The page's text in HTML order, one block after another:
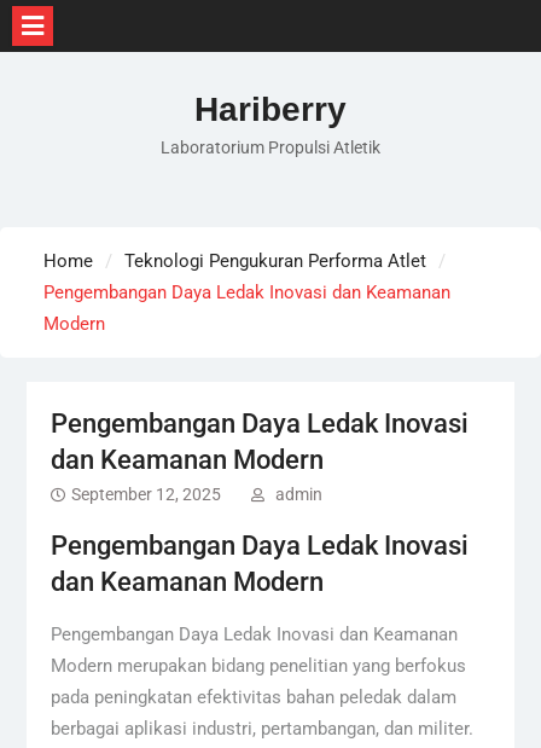
Hariberry
Laboratorium Propulsi Atletik
Home
Teknologi Pengukuran Performa Atlet
Pengembangan Daya Ledak Inovasi dan Keamanan
Modern
Pengembangan Daya Ledak Inovasi
dan Keamanan Modern
September 12, 2025 admin
Pengembangan Daya Ledak Inovasi
dan Keamanan Modern
Pengembangan Daya Ledak Inovasi dan Keamanan
Modern merupakan bidang penelitian yang berfokus
pada peningkatan efektivitas bahan peledak dalam
berbagai aplikasi industri, pertambangan, dan militer.